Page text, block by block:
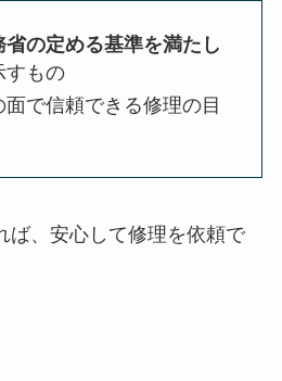
省の定める基準を満たし
すもの
で信頼できる修理の目
ば、安心して修理を依頼で